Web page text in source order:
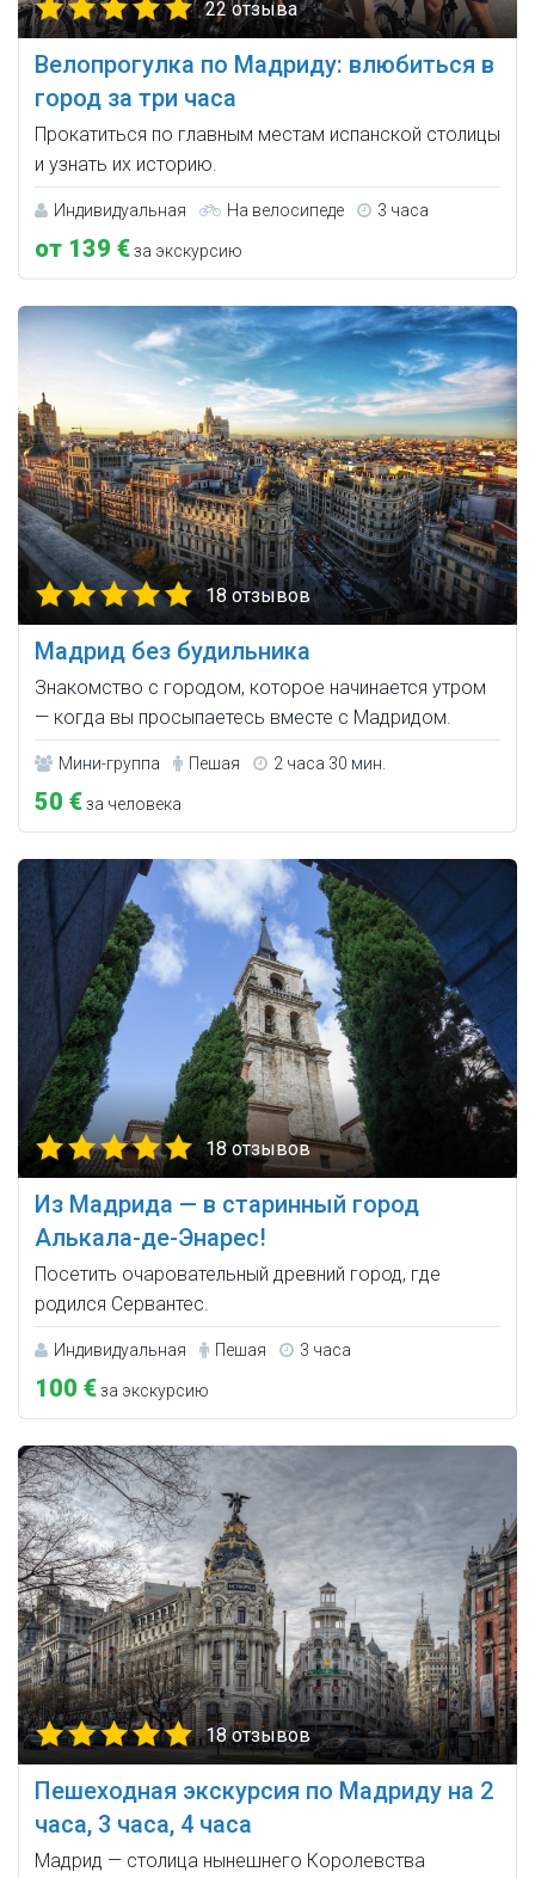
22 отзыва
Велопрогулка по Мадриду: влюбиться в
город за три часа
Прокатиться по главным местам испанской столицы
и узнать их историю.
Индивидуальная На велосипеде 3 часа
от 139 €за экскурсию
18 отзывов
Мадрид без будильника
Знакомство с городом, которое начинается утром
— когда вы просыпаетесь вместе с Мадридом.
Мини-группа Пешая 2 часа 30 мин.
50 €за человека
18 отзывов
Из Мадрида — в старинный город
Алькала-де-Энарес!
Посетить очаровательный древний город, где
родился Сервантес.
Индивидуальная Пешая 3 часа
100 €за экскурсию
18 отзывов
Пешеходная экскурсия по Мадриду на 2
часа, 3 часа, 4 часа
Мадрид — столица нынешнего Королевства